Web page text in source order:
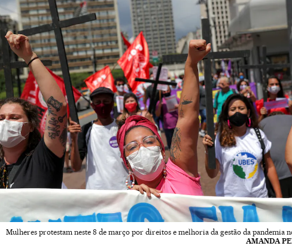
Mulheres protestam neste 8 de março por direitos e melhoria da gestão da pandemia
AMANDA